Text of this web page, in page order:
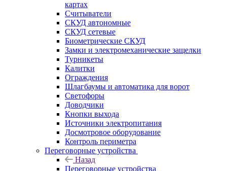
картах
Считыватели
СКУД автономные
СКУД сетевые
Биометрические СКУД
Замки и электромеханические защелки
Турникеты
Калитки
Ограждения
Шлагбаумы и автоматика для ворот
Светофоры
Доводчики
Кнопки выхода
Источники электропитания
Досмотровое оборудование
Контроль периметра
Переговорные устройства
Назад
Переговорные устройства